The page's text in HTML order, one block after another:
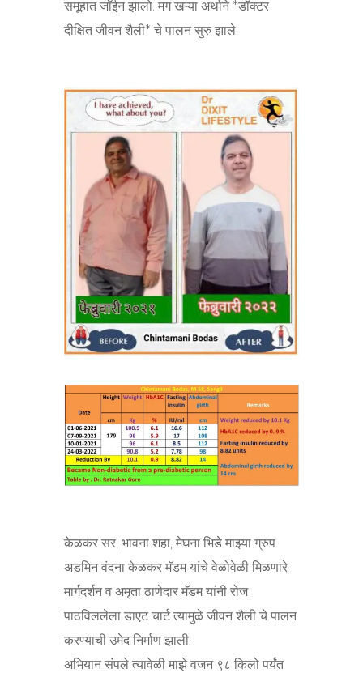
समूहात जॉईन झालो. मग खऱ्या अर्थाने *डॉक्टर
दीक्षित जीवन शैली* चे पालन सुरु झाले.
केळकर सर, भावना शहा, मेघना भिडे माझ्या ग्रुप
अडमिन वंदना केळकर मॅडम यांचे वेळोवेळी मिळणारे
मार्गदर्शन व अमृता ठाणेदार मॅडम यांनी रोज
पाठविललेला डाएट चार्ट त्यामुळे जीवन शैली चे पालन
करण्याची उमेद निर्माण झाली.
अभियान संपले त्यावेळी माझे वजन ९८ किलो पर्यंत